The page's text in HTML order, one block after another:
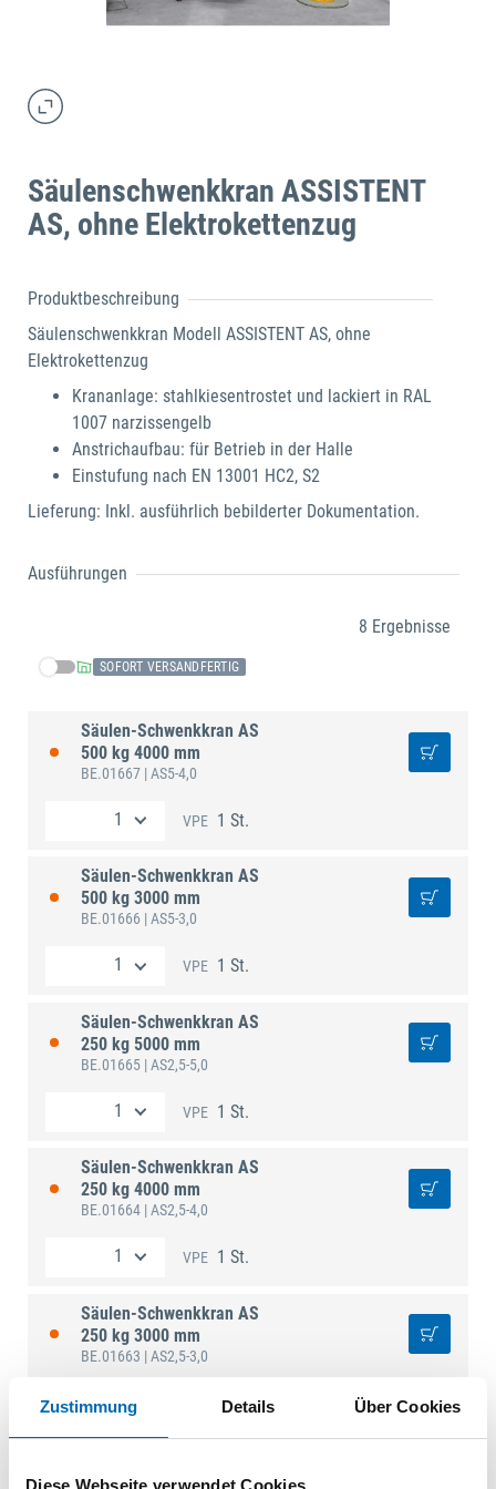
Zustimmung Details Über Cookies
Diese Webseite verwendet Cookies
Säulenschwenkkran ASSISTENT
AS, ohne Elektrokettenzug
Produktbeschreibung
Säulenschwenkkran Modell ASSISTENT AS, ohne
Elektrokettenzug
Krananlage: stahlkiesentrostet und lackiert in RAL
1007 narzissengelb
Anstrichaufbau: für Betrieb in der Halle
Einstufung nach EN 13001 HC2, S2
Lieferung: Inkl. ausführlich bebilderter Dokumentation.
Ausführungen
8 Ergebnisse
SOFORT VERSANDFERTIG
Säulen-Schwenkkran AS
500 kg 4000 mm
BE.01667 | AS5-4,0
VPE 1 St.
Säulen-Schwenkkran AS
500 kg 3000 mm
BE.01666 | AS5-3,0
VPE 1 St.
Säulen-Schwenkkran AS
250 kg 5000 mm
BE.01665 | AS2,5-5,0
VPE 1 St.
Säulen-Schwenkkran AS
250 kg 4000 mm
BE.01664 | AS2,5-4,0
VPE 1 St.
Säulen-Schwenkkran AS
250 kg 3000 mm
BE.01663 | AS2,5-3,0
1 St.
125 kg 5000 mm